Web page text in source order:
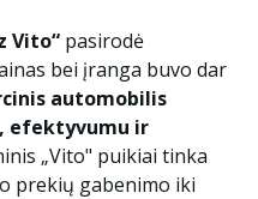
Vito“ pasirodė
bei įranga buvo dar
automobilis
efektyvumu ir
„Vito" puikiai tinka
prekių gabenimo iki